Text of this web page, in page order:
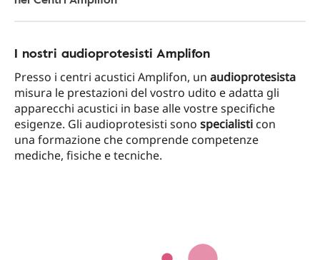
I nostri audioprotesisti Amplifon
Presso i centri acustici Amplifon, un audioprotesista
misura le prestazioni del vostro udito e adatta gli
apparecchi acustici in base alle vostre specifiche
esigenze. Gli audioprotesisti sono specialisti con
una formazione che comprende competenze
mediche, fisiche e tecniche.